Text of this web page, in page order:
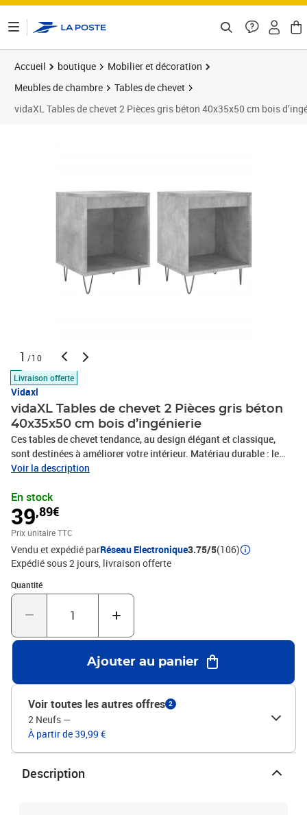
Accueil boutique
Mobilier et décoration
Meubles de chambre
Tables de chevet
vidaXL Tables de chevet 2 Pièces gris béton 40x35x50 cm bois
1 /10
Livraison offerte
Vidaxl
vidaXL Tables de chevet 2 Pièces gris béton
40x35x50 cm bois d’ingénierie
Ces tables de chevet tendance, au design élégant et classique,
sont destinées à améliorer votre intérieur. Matériau durable : le
bois d'ingénierie est d'une qualité exceptionnelle avec une surface
l'humidité. Fabriquée en bois d'ingénierie, la table de chevet est
facile à nettoyer avec un chiffon humide.Grand espace de
rangement : la table de chevet dispose d'un compartiment, offrant
ainsi un espace suffisant pour ranger vos magazines, livres,
télécommandes et autres petits objets à portée de main.Dessus
robuste : le dessus robuste de la table de chevet est idéal pour
exposer des objets décoratifs, des cadres photo et des plantes en
pot.Pieds en métal : les pieds en métal ajoutent un style moderne
et calme à votre intérieur tout en assurant la stabilité.
utilisé avec le dispositif de fixation au mur fourni.Couleur : Gris
bétonMatériau : bois d'ingénierie, métalDimensions : 40 x 35 x 50
cm (L x l x H)L'assemblage est requisLa livraison contient :2 x
table de chevetLegal Documents:Vous trouverez ici plus de détails
sur la façon d'empêcher vos meubles de basculer
Voir la description
En stock
39,89€
Prix unitaire TTC
Vendu et expédié parRéseau Electronique3.75/5(106)
Expédié sous 2 jours livraison offerte
Quantité
Quantité : 1
Ajouter au panier
Voir toutes les autres offres 2
2 Neufs —
À partir de 39,99 €
Description